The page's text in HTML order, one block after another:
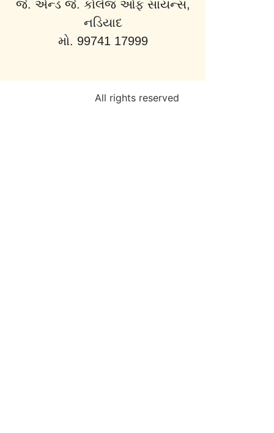
જે. એન્ડ જે. કોલેજ ઓફ સાયન્સ,
નડિયાદ
મો. 99741 17999
All rights reserved